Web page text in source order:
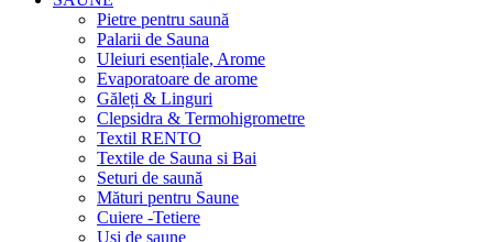
Pietre pentru saună
Palarii de Sauna
Uleiuri esențiale, Arome
Evaporatoare de arome
Găleți & Linguri
Clepsidra & Termohigrometre
Textil RENTO
Textile de Sauna si Bai
Seturi de saună
Mături pentru Saune
Cuiere -Tetiere
Uși de saune